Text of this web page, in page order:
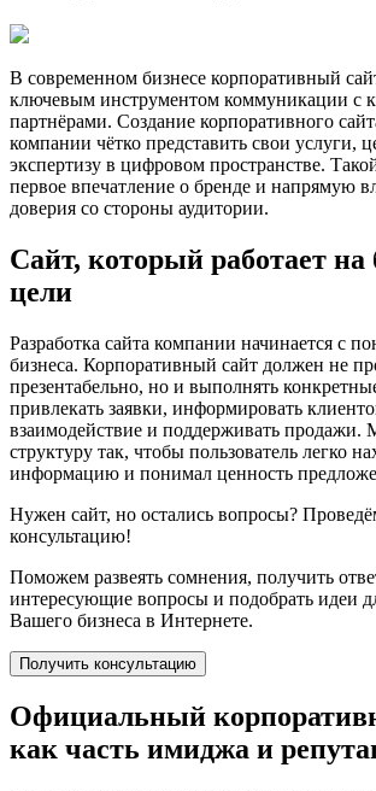
В современном бизнесе корпоративный
ключевым инструментом коммуникации с
партнёрами. Создание корпоративного
компании чётко представить свои услуги,
экспертизу в цифровом пространстве.
первое впечатление о бренде и напрямую
доверия со стороны аудитории.
Сайт, который работает на
цели
Разработка сайта компании начинается с
бизнеса. Корпоративный сайт должен не
презентабельно, но и выполнять
привлекать заявки, информировать
взаимодействие и поддерживать продажи.
структуру так, чтобы пользователь легко
информацию и понимал ценность
Нужен сайт, но остались вопросы?
консультацию!
Поможем развеять сомнения, получить
интересующие вопросы и подобрать идеи
Вашего бизнеса в Интернете.
Получить консультацию
Официальный
как часть имиджа и